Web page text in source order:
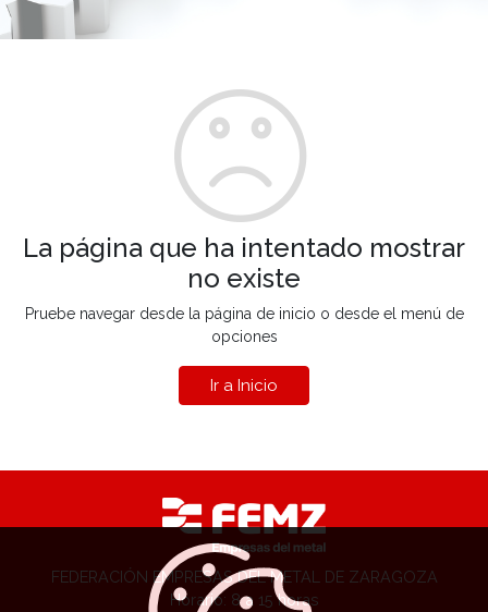
La página que ha intentado mostrar
no existe
Pruebe navegar desde la página de inicio o desde el menú de
opciones
Ir a Inicio
FEDERACIÓN EMPRESAS DEL METAL DE ZARAGOZA
Horario: 8 a 15 horas